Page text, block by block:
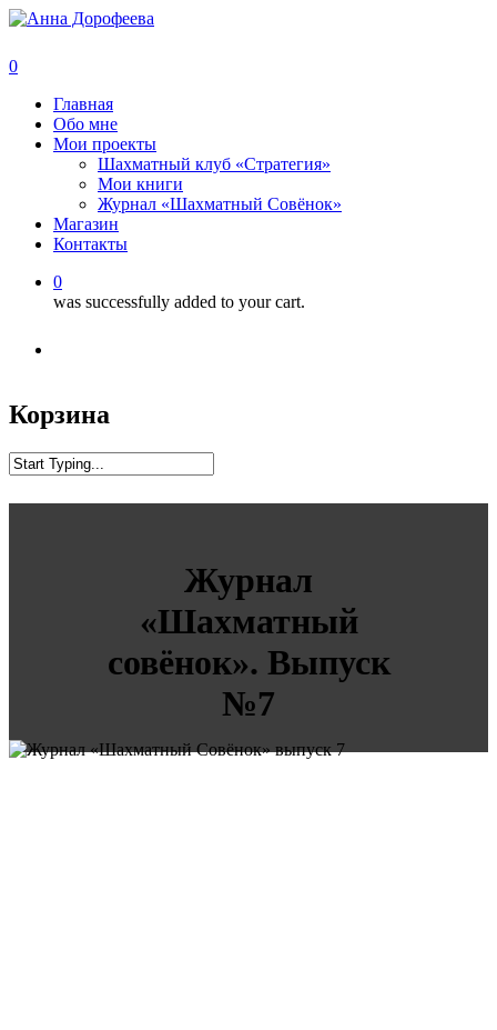
0
Главная
Обо мне
Мои проекты
Шахматный клуб «Стратегия»
Мои книги
Журнал «Шахматный Совёнок»
Магазин
Контакты
0
was successfully added to your cart.
Корзина
Журнал
«Шахматный
совёнок». Выпуск
№7